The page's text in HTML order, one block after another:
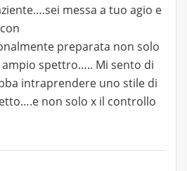
messa a tuo agio e
preparata non solo
spettro….. Mi sento di
intraprendere uno stile di
non solo x il controllo